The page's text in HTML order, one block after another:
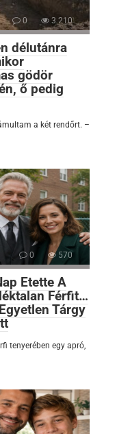
0 3 210
délutánra
gödör
ő pedig
a két rendőrt. –
0 570
Etette A
Férfit…
Tárgy
tenyerében egy apró,